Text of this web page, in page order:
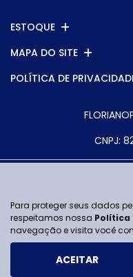
ESTOQUE
MAPA DO SITE
POLÍTICA DE
CNPJ:
No trânsito,
vidas.
Para proteger seus dados
respeitamos nossa Política
navegação e visita você
ACEITAR